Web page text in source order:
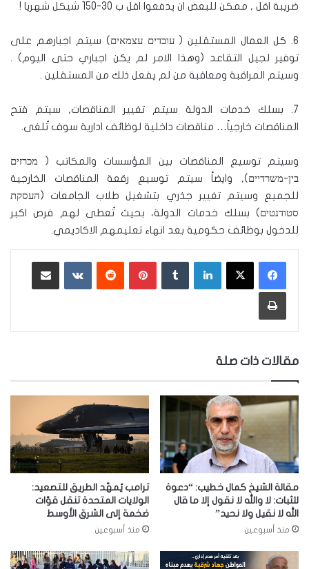
ضريبة اقل , ممكن للبعض ان يدفعوا اقل ب 30-150 شيكل شهريا !
6. كل العمال المستقلين ( עובדים עצמאים) سيتم اجبارهم على
توفير لجيل التقاعد (وهذا الامر لم يكن اجباري حتى اليوم) .
وسيتم المراقبة ومعاقبة من لم يفعل ذلك من المستقلين .
7. بسلك خدمات الدولة سيتم تغيير المناقصات, سيتم فتح
المناقصات خارجياً… مناقصات داخلية لوظائف ادارية سوف تُلغى.
وسيتم توسيع المناقصات بين المؤسسات والمكاتب ( מכרזים
בין-משרדיים), وايضاً سيتم توسيع رقعة المناقصات الخارجية
للجميع وسيتم تغيير جذري بتشغيل طلاب الجامعات (העסקת
סטודנטים) بسلك خدمات الدولة، بحيث تُعطى لهم فرص اكبر
للدخول بوظائف حكومية بعد انهاء تعليمهم الاكاديمي.
لينكدإن بينتيريست ‏VKontakte
طباعة
مقالات ذات صلة
مقالة الشيخ كمال خطيب: “دعوة
للثبات: لا والله لا نقول إلا ما قال
الله لا نقيل ولا نحيد”
منذ أسبوعين
ترامب يُمهّد الطريق للتصعيد:
الولايات المتحدة تنقل قوّات
ضخمة إلى الشرق الأوسط
منذ أسبوعين